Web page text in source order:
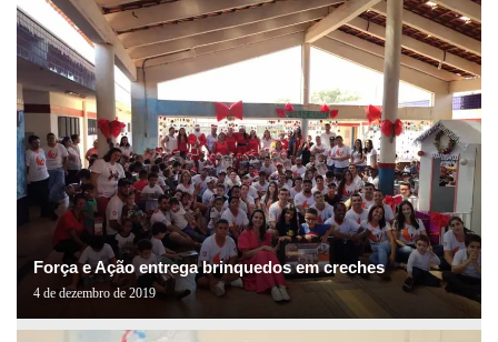
Força e Ação entrega brinquedos em creches
4 de dezembro de 2019